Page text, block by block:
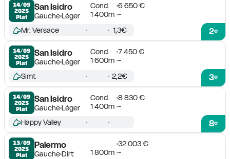
14/09
2025
Plat
San Isidro
GaucheLéger
Cond.
6 650 €
1 400m -
2e
Mr. Versace 1,3€
14/09
2025
Plat
San Isidro
GaucheLéger
Cond.
7 450 €
1 600m -
3e
Simt 2,2€
14/09
2025
Plat
San Isidro
GaucheLéger
Cond.
8 830 €
1 400m -
8e
Happy Valley
13/09
2025
Plat
Palermo
GaucheDirt
32 003 €
1 800m -